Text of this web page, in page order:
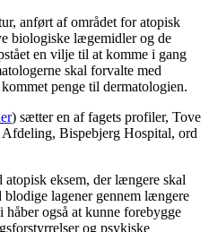
anført af området for atopisk
biologiske lægemidler og de
en vilje til at komme i gang
skal forvalte med
penge til dermatologien.
) sætter en af fagets profiler, Tove
Bispebjerg Hospital, ord
eksem, der længere skal
lagener gennem længere
også at kunne forebygge
og psykiske